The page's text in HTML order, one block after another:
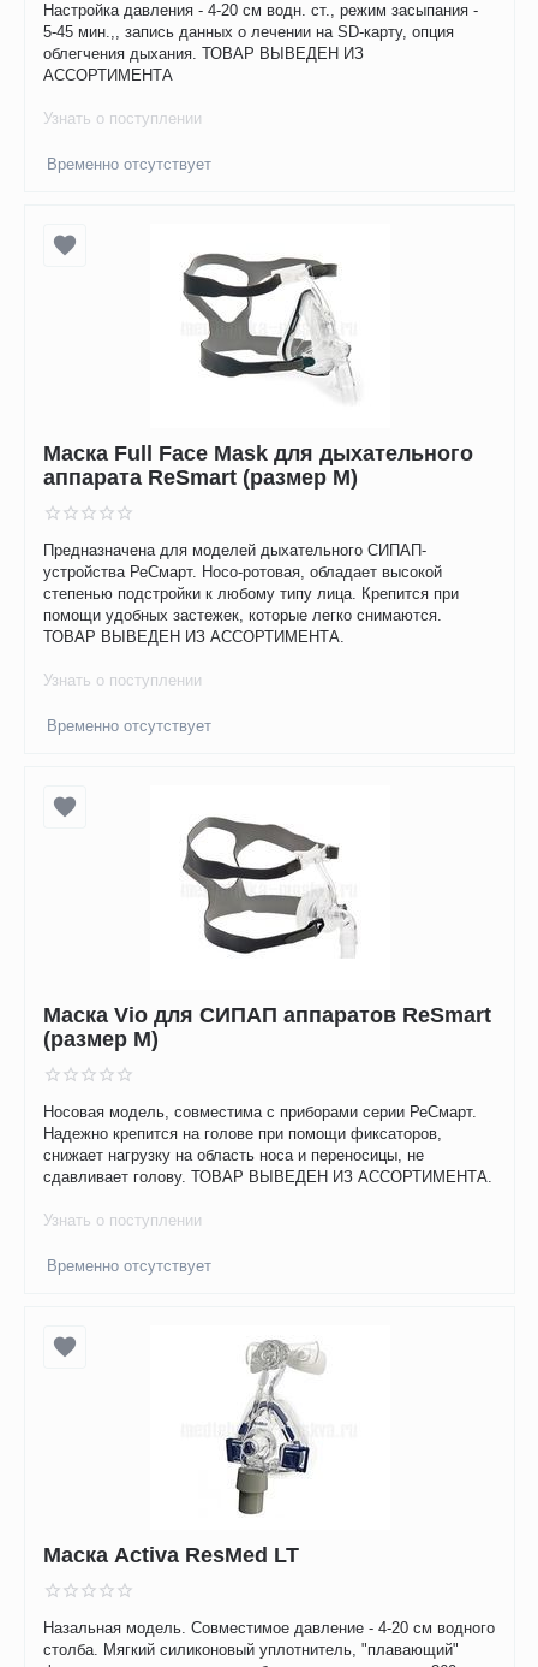
Настройка давления - 4-20 см водн. ст., режим засыпания -
5-45 мин.,, запись данных о лечении на SD-карту, опция
облегчения дыхания. ТОВАР ВЫВЕДЕН ИЗ
АССОРТИМЕНТА
Узнать о поступлении
Временно отсутствует
Маска Full Face Mask для дыхательного
аппарата ReSmart (размер М)
Предназначена для моделей дыхательного СИПАП-
устройства РеСмарт. Носо-ротовая, обладает высокой
степенью подстройки к любому типу лица. Крепится при
помощи удобных застежек, которые легко снимаются.
ТОВАР ВЫВЕДЕН ИЗ АССОРТИМЕНТА.
Узнать о поступлении
Временно отсутствует
Маска Vio для СИПАП аппаратов ReSmart
(размер М)
Носовая модель, совместима с приборами серии РеСмарт.
Надежно крепится на голове при помощи фиксаторов,
снижает нагрузку на область носа и переносицы, не
сдавливает голову. ТОВАР ВЫВЕДЕН ИЗ АССОРТИМЕНТА.
Узнать о поступлении
Временно отсутствует
Маска Activa ResMed LT
Назальная модель. Совместимое давление - 4-20 см водного
столба. Мягкий силиконовый уплотнитель, "плавающий"